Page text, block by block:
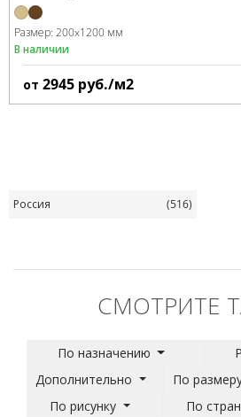
Размер: 200x1200 мм
В наличии
от 2945 руб./м2
Россия (516)
СМОТРИТЕ
По назначению
Дополнительно
По
По рисунку
По